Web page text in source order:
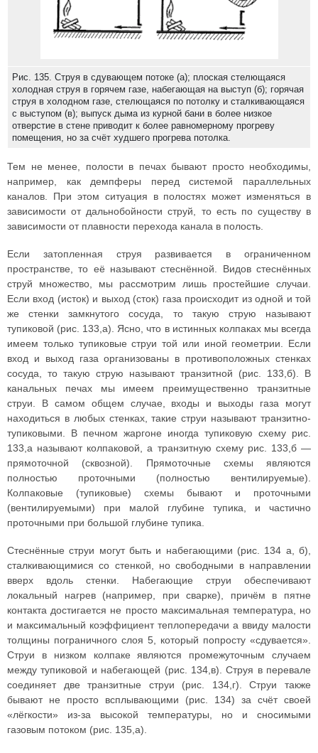
Рис. 135. Струя в сдувающем потоке (а); плоская стелющаяся
холодная струя в горячем газе, набегающая на выступ (б); горячая
струя в холодном газе, стелющаяся по потолку и сталкивающаяся
с выступом (в); выпуск дыма из курной бани в более низкое
отверстие в стене приводит к более равномерному прогреву
помещения, но за счёт худшего прогрева потолка.
Тем не менее, полости в печах бывают просто необходимы,
например, как демпферы перед системой параллельных
каналов. При этом ситуация в полостях может изменяться в
зависимости от дальнобойности струй, то есть по существу в
зависимости от плавности перехода канала в полость.
Если затопленная струя развивается в ограниченном
пространстве, то её называют стеснённой. Видов стеснённых
струй множество, мы рассмотрим лишь простейшие случаи.
Если вход (исток) и выход (сток) газа происходит из одной и той
же стенки замкнутого сосуда, то такую струю называют
тупиковой (рис. 133,а). Ясно, что в истинных колпаках мы всегда
имеем только тупиковые струи той или иной геометрии. Если
вход и выход газа организованы в противоположных стенках
сосуда, то такую струю называют транзитной (рис. 133,б). В
канальных печах мы имеем преимущественно транзитные
струи. В самом общем случае, входы и выходы газа могут
находиться в любых стенках, такие струи называют транзитно-
тупиковыми. В печном жаргоне иногда тупиковую схему рис.
133,а называют колпаковой, а транзитную схему рис. 133,б —
прямоточной (сквозной). Прямоточные схемы являются
полностью проточными (полностью вентилируемые).
Колпаковые (тупиковые) схемы бывают и проточными
(вентилируемыми) при малой глубине тупика, и частично
проточными при большой глубине тупика.
Стеснённые струи могут быть и набегающими (рис. 134 а, б),
сталкивающимися со стенкой, но свободными в направлении
вверх вдоль стенки. Набегающие струи обеспечивают
локальный нагрев (например, при сварке), причём в пятне
контакта достигается не просто максимальная температура, но
и максимальный коэффициент теплопередачи а ввиду малости
толщины пограничного слоя 5, который попросту «сдувается».
Струи в низком колпаке являются промежуточным случаем
между тупиковой и набегающей (рис. 134,в). Струя в перевале
соединяет две транзитные струи (рис. 134,г). Струи также
бывают не просто всплывающими (рис. 134) за счёт своей
«лёгкости» из-за высокой температуры, но и сносимыми
газовым потоком (рис. 135,а).